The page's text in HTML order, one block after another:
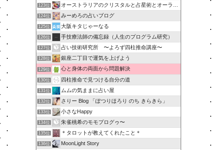
123位 オーストラリアのクリスタルと占星術とオーラソーマのショップ
124位 みーめろの占いブログ
125位 大阪キタじゃーなる
126位 手技療法師の備忘録（人生のプログラム研究）
127位 占い技術研究所 〜よろず四柱推命講座〜
128位 銀座二丁目で運気を上げよう
129位 心と身体の両面から問題解決
130位 四柱推命で見つける自分の道
131位 ムムの気ままに占い屋
132位 さりー Blog 「ぽつりほろり のち きらきら」
133位 小さなHappy
134位 朱雀桃希のモモプログゥ〜
135位 ＊タロットが教えてくれたこと＊
136位 MoonLight Story